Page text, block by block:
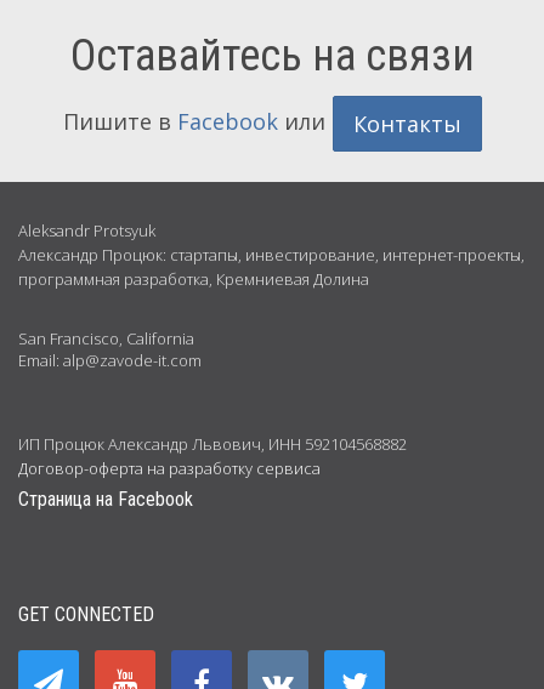
Оставайтесь на связи
Пишите в Facebookили Контакты
Обо
мне
Aleksandr Protsyuk
Александр Процюк: стартапы, инвестирование, интернет-проекты,
программная разработка, Кремниевая Долина
San Francisco, California
Email: alp@zavode-it.com
ИП Процюк Александр Львович, ИНН 592104568882
Договор-оферта на разработку сервиса
Страница на Facebook
GET CONNECTED